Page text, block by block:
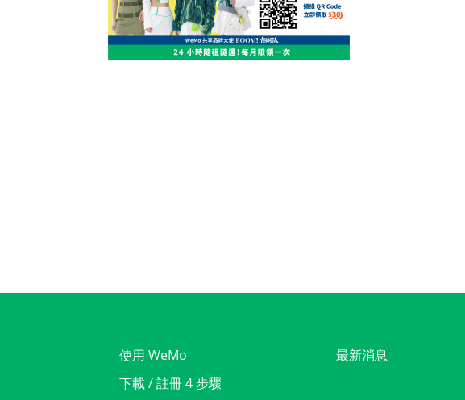
使用 WeMo
下載 / 註冊 4 步驟
最新消息